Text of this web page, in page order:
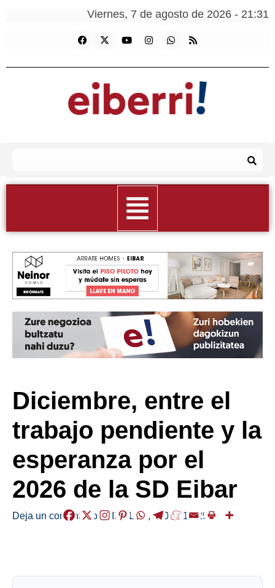
Viernes, 7 de agosto de 2026 - 21:31
Diciembre, entre el
trabajo pendiente y la
esperanza por el
2026 de la SD Eibar
Deja un comentario /KIROLAK , /2025-12-29